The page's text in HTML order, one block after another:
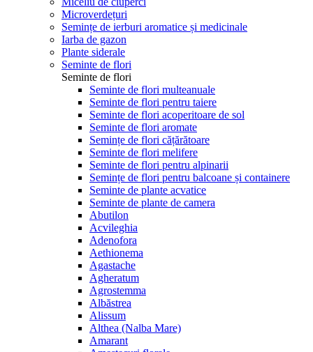
Microverdețuri
Semințe de ierburi aromatice și medicinale
Iarba de gazon
Plante siderale
Seminte de flori
Seminte de flori
Seminte de flori multeanuale
Seminte de flori pentru taiere
Seminte de flori acoperitoare de sol
Seminte de flori aromate
Semințe de flori cățărătoare
Seminte de flori melifere
Seminte de flori pentru alpinarii
Semințe de flori pentru balcoane și containere
Seminte de plante acvatice
Seminte de plante de camera
Abutilon
Acvileghia
Adenofora
Aethionema
Agastache
Agheratum
Agrostemma
Albăstrea
Alissum
Althea (Nalba Mare)
Amarant